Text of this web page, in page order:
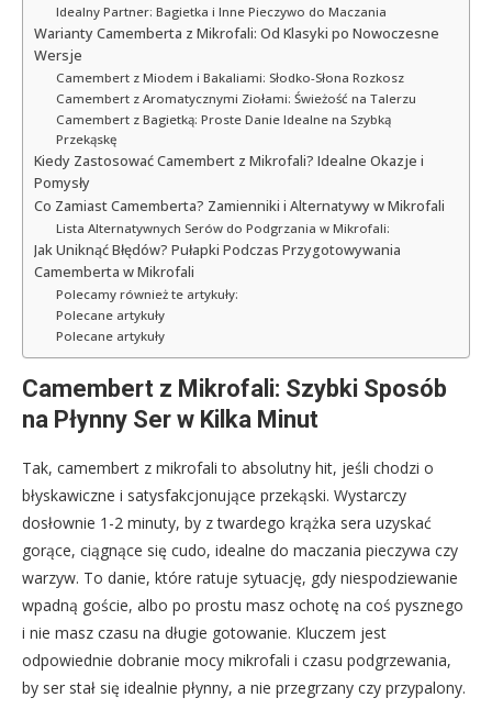
Idealny Partner: Bagietka i Inne Pieczywo do Maczania
Warianty Camemberta z Mikrofali: Od Klasyki po Nowoczesne
Wersje
Camembert z Miodem i Bakaliami: Słodko-Słona Rozkosz
Camembert z Aromatycznymi Ziołami: Świeżość na Talerzu
Camembert z Bagietką: Proste Danie Idealne na Szybką
Przekąskę
Kiedy Zastosować Camembert z Mikrofali? Idealne Okazje i
Pomysły
Co Zamiast Camemberta? Zamienniki i Alternatywy w Mikrofali
Lista Alternatywnych Serów do Podgrzania w Mikrofali:
Jak Uniknąć Błędów? Pułapki Podczas Przygotowywania
Camemberta w Mikrofali
Polecamy również te artykuły:
Polecane artykuły
Polecane artykuły
Camembert z Mikrofali: Szybki Sposób
na Płynny Ser w Kilka Minut
Tak, camembert z mikrofali to absolutny hit, jeśli chodzi o
błyskawiczne i satysfakcjonujące przekąski. Wystarczy
dosłownie 1-2 minuty, by z twardego krążka sera uzyskać
gorące, ciągnące się cudo, idealne do maczania pieczywa czy
warzyw. To danie, które ratuje sytuację, gdy niespodziewanie
wpadną goście, albo po prostu masz ochotę na coś pysznego
i nie masz czasu na długie gotowanie. Kluczem jest
odpowiednie dobranie mocy mikrofali i czasu podgrzewania,
by ser stał się idealnie płynny, a nie przegrzany czy przypalony.